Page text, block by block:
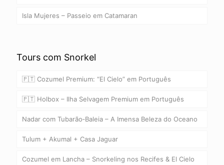
Isla Mujeres – Passeio em Catamaran
Tours com Snorkel
🇵🇹 Cozumel Premium: “El Cielo” em Português
🇵🇹 Holbox – Ilha Selvagem Premium em Português
Nadar com Tubarão‑Baleia – A Imensa Beleza do Oceano
Tulum + Akumal + Casa Jaguar
Cozumel em Lancha – Snorkeling nos Recifes & El Cielo